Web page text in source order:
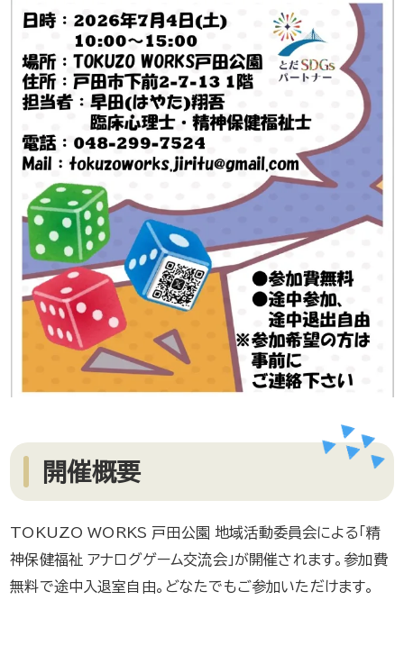
開催概要
TOKUZO WORKS 戸田公園 地域活動委員会による「精
神保健福祉 アナログゲーム交流会」が開催されます。参加費
無料で途中入退室自由。どなたでもご参加いただけます。